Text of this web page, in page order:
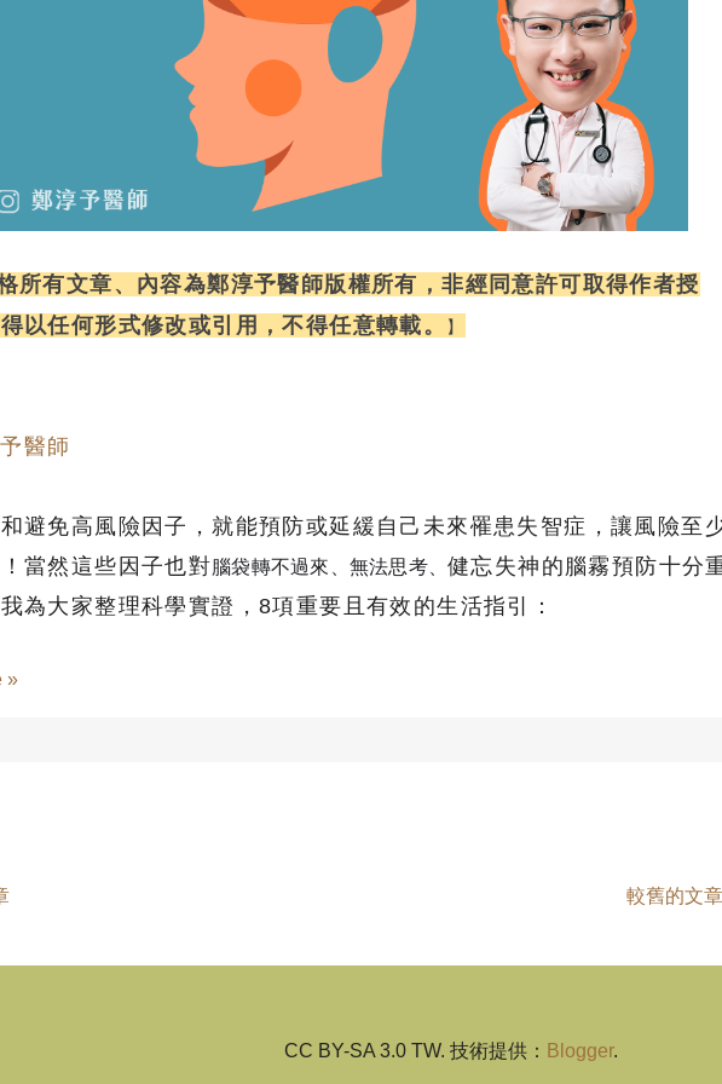
所有文章、內容為鄭淳予醫師版權所有，非經同意許可取得作者授
以任何形式修改或引用 ，不得任意轉載。 】
醫師
避免高風險因子，就能預防或延緩自己未來罹患失智症，讓風險至
當然這些因子也對腦袋轉不過來、 無法思考、 健忘失神的腦霧預防十分
為大家整理科學實證，8項重要且有效的生活指引：​
»
較舊的文章
CC BY-SA 3.0 TW. 技術提供： Blogger.